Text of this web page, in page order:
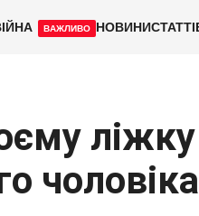
ВАЖЛИВО НОВИНИСТАТТІ
чоловіка